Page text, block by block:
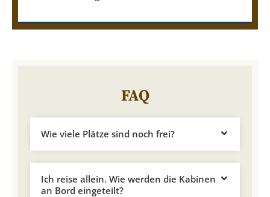
FAQ
Wie viele Plätze sind noch frei?
Ich reise allein. Wie werden die Kabinen
an Bord eingeteilt?